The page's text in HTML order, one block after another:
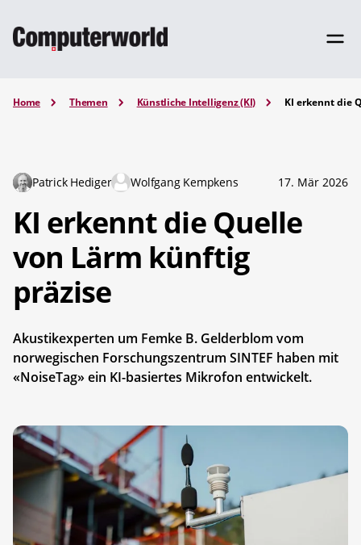
Home Themen Künstliche Intelligenz (KI) KI erkennt die
Patrick Hediger Wolfgang Kempkens 17. Mär 2026
KI erkennt die Quelle
von Lärm künftig
präzise
Akustikexperten um Femke B. Gelderblom vom
norwegischen Forschungszentrum SINTEF haben mit
«NoiseTag» ein KI-basiertes Mikrofon entwickelt.